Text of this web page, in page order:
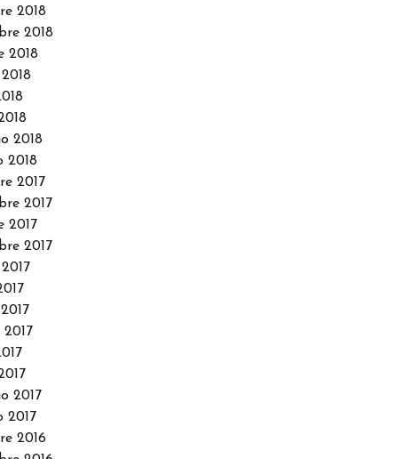
2018
2018
2018
2018
2018
2017
2017
2017
2017
2017
2017
2016